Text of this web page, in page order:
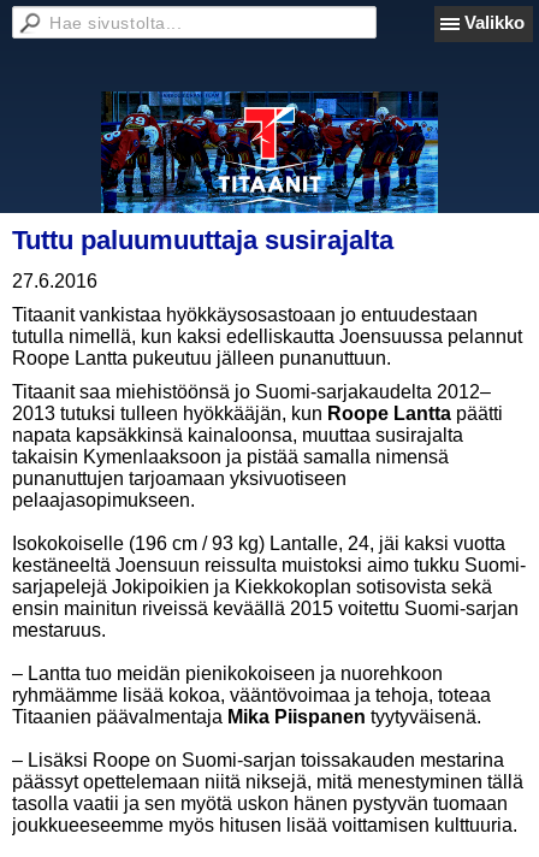
Valikko
Tuttu paluumuuttaja susirajalta
27.6.2016
Titaanit vankistaa hyökkäysosastoaan jo entuudestaan
tutulla nimellä, kun kaksi edelliskautta Joensuussa pelannut
Roope Lantta pukeutuu jälleen punanuttuun.
Titaanit saa miehistöönsä jo Suomi-sarjakaudelta 2012–
2013 tutuksi tulleen hyökkääjän, kun Roope Lantta päätti
napata kapsäkkinsä kainaloonsa, muuttaa susirajalta
takaisin Kymenlaaksoon ja pistää samalla nimensä
punanuttujen tarjoamaan yksivuotiseen
pelaajasopimukseen.
Isokokoiselle (196 cm / 93 kg) Lantalle, 24, jäi kaksi vuotta
kestäneeltä Joensuun reissulta muistoksi aimo tukku Suomi-
sarjapelejä Jokipoikien ja Kiekkokoplan sotisovista sekä
ensin mainitun riveissä keväällä 2015 voitettu Suomi-sarjan
mestaruus.
– Lantta tuo meidän pienikokoiseen ja nuorehkoon
ryhmäämme lisää kokoa, vääntövoimaa ja tehoja, toteaa
Titaanien päävalmentaja Mika Piispanen tyytyväisenä.
– Lisäksi Roope on Suomi-sarjan toissakauden mestarina
päässyt opettelemaan niitä niksejä, mitä menestyminen tällä
tasolla vaatii ja sen myötä uskon hänen pystyvän tuomaan
joukkueeseemme myös hitusen lisää voittamisen kulttuuria.